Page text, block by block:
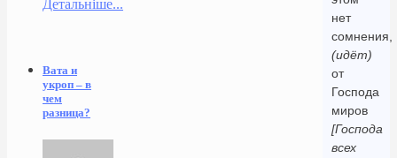
нет
сомнения,
(идёт)
от
Господа
миров
[Господа
всех
Детальніше...
Вата и
укроп – в
чем
разница?